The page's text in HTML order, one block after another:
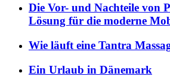
Die Vor- und Nachteile von
Lösung für die moderne
Wie läuft eine Tantra
Ein Urlaub in Dänemark